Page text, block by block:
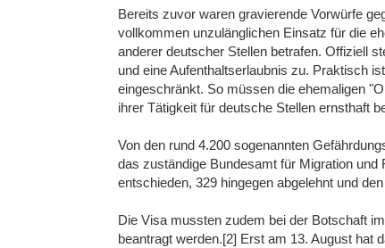
Bereits zuvor waren gravierende Vorwürfe
vollkommen unzulänglichen Einsatz für die
anderer deutscher Stellen betrafen. Offiziell
und eine Aufenthaltserlaubnis zu. Praktisch
eingeschränkt. So müssen die ehemaligen
ihrer Tätigkeit für deutsche Stellen ernsthaft
Von den rund 4.200 sogenannten
das zuständige Bundesamt für Migration
entschieden, 329 hingegen abgelehnt und
Die Visa mussten zudem bei der Botschaft
beantragt werden.[2] Erst am 13. August hat